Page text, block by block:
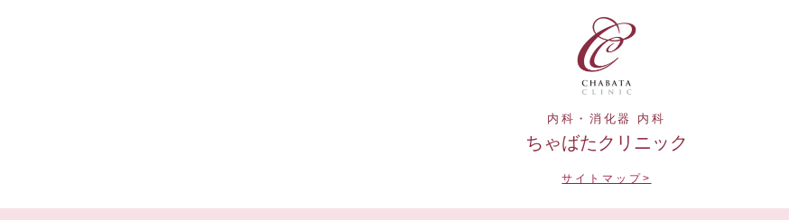
内科・消化器 内科
ちゃばたクリニック
サイトマップ>